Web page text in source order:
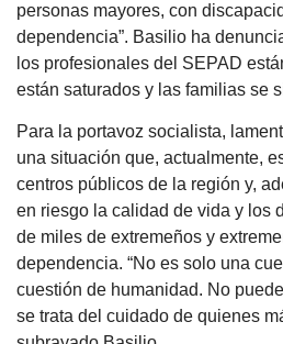
personas mayores, con
dependencia”. Basilio ha
los profesionales del SEPAD
están saturados y las familias se
Para la portavoz socialista,
una situación que, actualmente,
centros públicos de la región y,
en riesgo la calidad de vida y los
de miles de extremeños y
dependencia. “No es solo una
cuestión de humanidad. No
se trata del cuidado de quienes